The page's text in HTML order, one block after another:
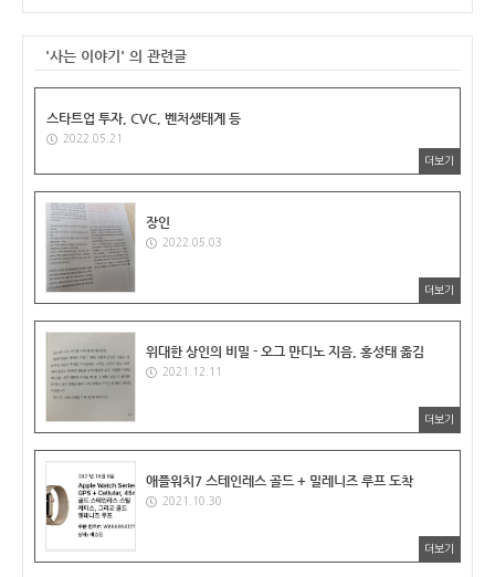
'사는 이야기' 의 관련글
스타트업 투자, CVC, 벤처생태계 등
2022.05.21
더보기
장인
2022.05.03
더보기
위대한 상인의 비밀 - 오그 만디노 지음, 홍성태 옮김
2021.12.11
더보기
애플워치7 스테인레스 골드 + 밀레니즈 루프 도착
2021.10.30
더보기